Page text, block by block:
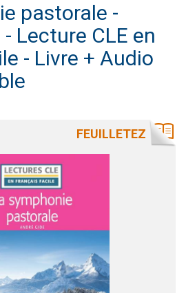
pastorale -
Lecture CLE en
- Livre + Audio
FEUILLETEZ